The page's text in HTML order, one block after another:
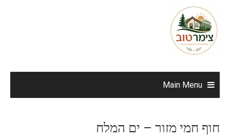
content
Main Menu
חוף חמי מזור – ים המלח